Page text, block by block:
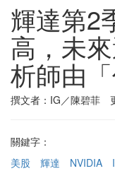
輝達第2
高，未
析師由
撰文者：IG／陳碧菲
關鍵字：
美股
輝達 NVIDIA